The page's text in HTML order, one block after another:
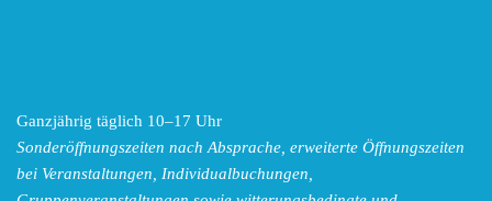
Ganzjährig täglich 10–17 Uhr
Sonderöffnungszeiten nach Absprache, erweiterte Öffnungszeiten
bei Veranstaltungen, Individualbuchungen,